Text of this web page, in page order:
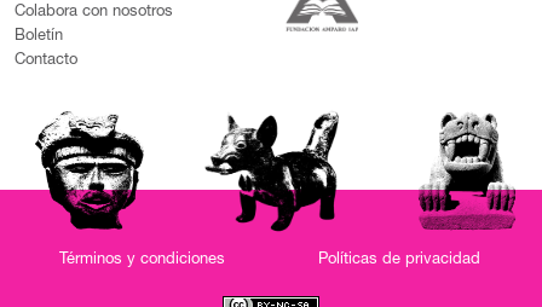
Colabora con nosotros
Boletín
Contacto
Términos y condiciones Políticas de privacidad